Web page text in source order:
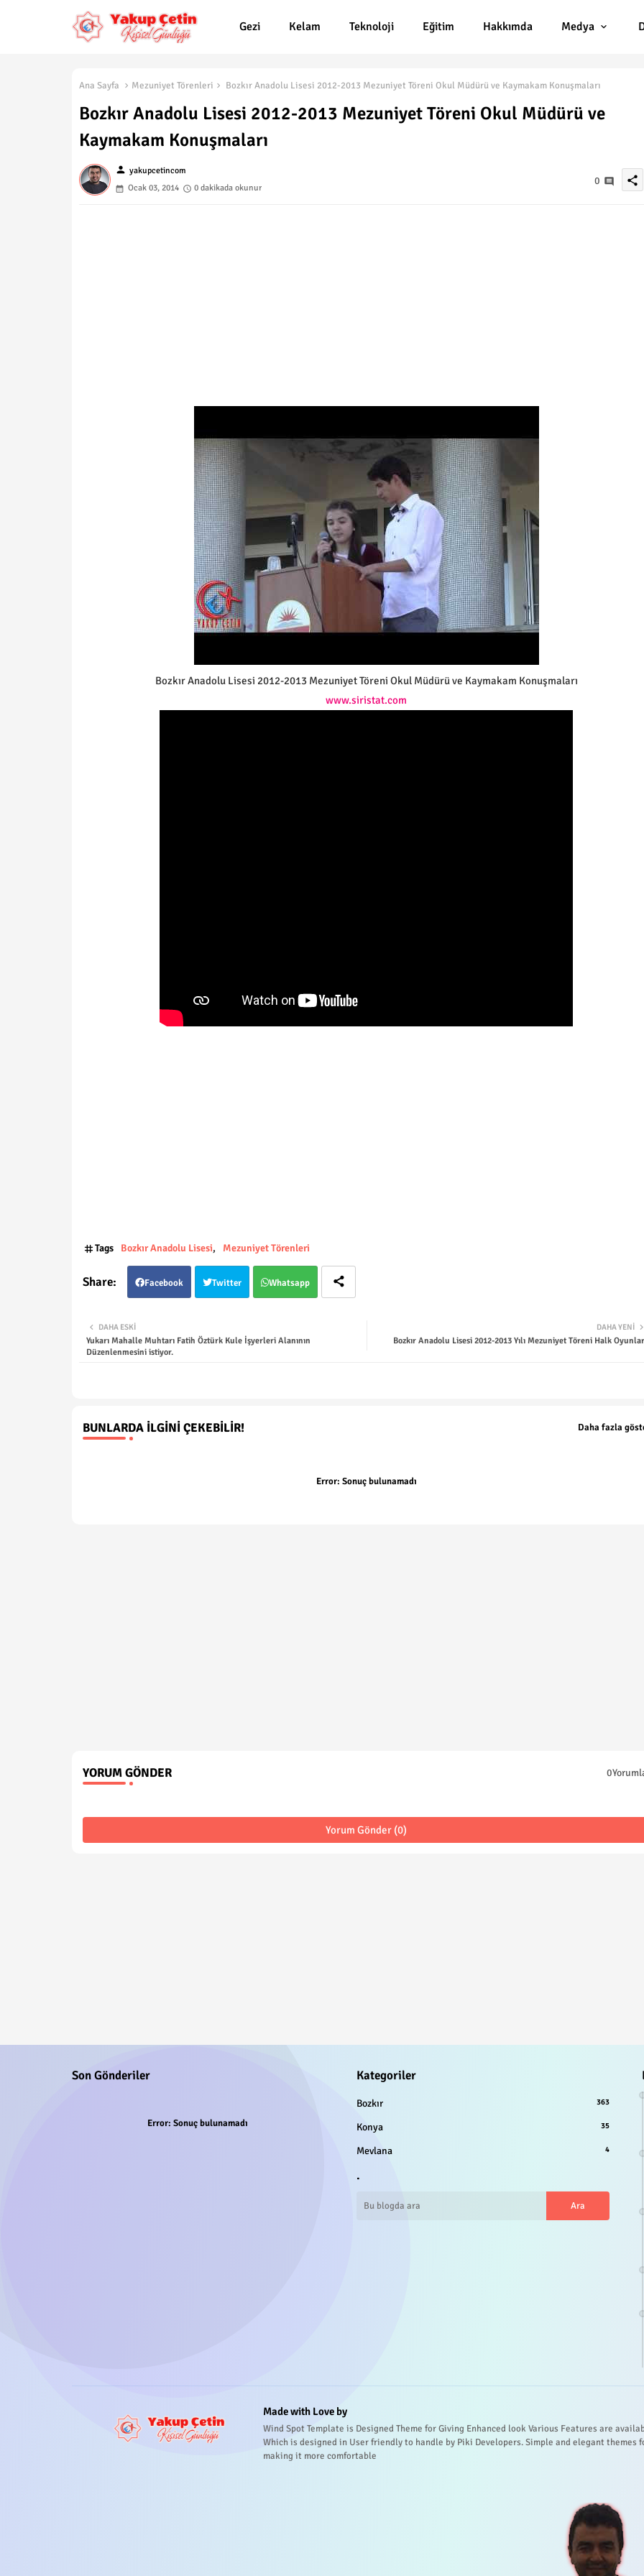
Gezi Kelam Teknoloji Eğitim Hakkımda Medya
Ana Sayfa Mezuniyet Törenleri Bozkır Anadolu Lisesi 2012-2013 Mezuniyet Töreni Okul Müdürü ve Kaymakam Konuşmaları
Bozkır Anadolu Lisesi 2012-2013 Mezuniyet Töreni Okul Müdürü ve
Kaymakam Konuşmaları
person yakupcetincom
Ocak 03, 2014
0 dakikada okunur
0 share
Bozkır Anadolu Lisesi 2012-2013 Mezuniyet Töreni Okul Müdürü ve Kaymakam Konuşmaları
www.siristat.com
Tags Bozkır Anadolu Lisesi Mezuniyet Törenleri
Facebook Twitter Whatsapp
DAHA YENI
Bozkır Anadolu Lisesi 2012-2013 Yılı Mezuniyet Töreni Halk
DAHA ESKI
Yukarı Mahalle Muhtarı Fatih Öztürk Kule İşyerleri Alanının
Düzenlenmesini istiyor.
BUNLARDA İLGINI ÇEKEBILIR! Daha fazla
Error: Sonuç bulunamadı
YORUM GÖNDER
Yorum Gönder (0)
Son Gönderiler
Error: Sonuç bulunamadı
Kategoriler
Bozkır 363
Konya 35
Mevlana 4
.
Made with Love by
Wind Spot Template is Designed Theme for Giving Enhanced look Various Features are
Which is designed in User friendly to handle by Piki Developers. Simple and elegant themes
making it more comfortable